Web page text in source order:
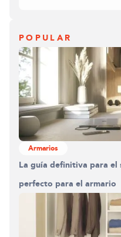
POPULAR
Armarios
La guía definitiva para el
perfecto para el armario